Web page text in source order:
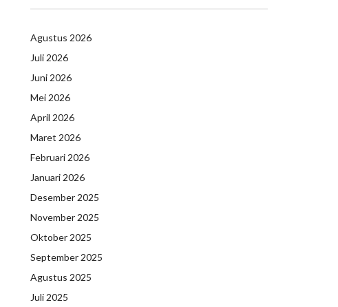
Agustus 2026
Juli 2026
Juni 2026
Mei 2026
April 2026
Maret 2026
Februari 2026
Januari 2026
Desember 2025
November 2025
Oktober 2025
September 2025
Agustus 2025
Juli 2025